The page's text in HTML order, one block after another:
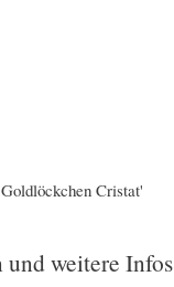
Cristat'
und weitere Infos